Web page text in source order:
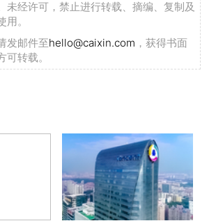
未经许可，禁止进行转载、摘编、复制及
。
发邮件至hello@caixin.com ，获得书面
转载。